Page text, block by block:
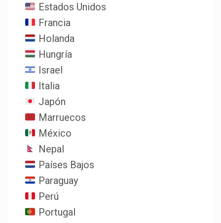
Estados Unidos
Francia
Holanda
Hungría
Israel
Italia
Japón
Marruecos
México
Nepal
Países Bajos
Paraguay
Perú
Portugal